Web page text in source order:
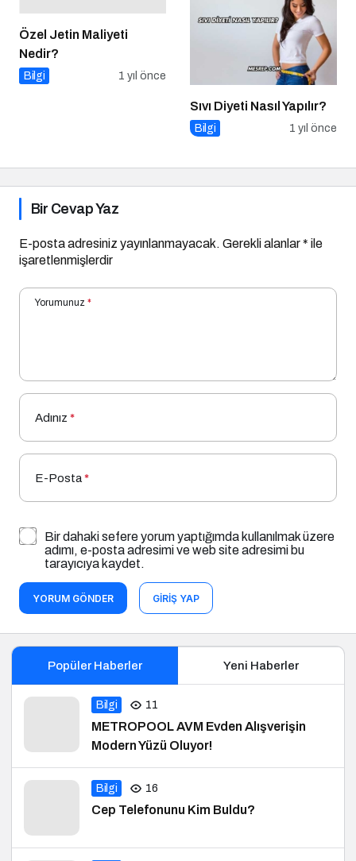
Özel Jetin Maliyeti
Nedir?
Bilgi 1 yıl önce
Sıvı Diyeti Nasıl Yapılır?
Bilgi 1 yıl önce
Bir Cevap Yaz
E-posta adresiniz yayınlanmayacak. Gerekli alanlar* ile
işaretlenmişlerdir
Yorumunuz *
Adınız *
E-Posta*
Bir dahaki sefere yorum yaptığımda kullanılmak üzere
adımı, e-posta adresimi ve web site adresimi bu
tarayıcıya kaydet.
YORUM GÖNDER GIRIŞ YAP
Popüler Haberler Yeni Haberler
Bilgi 11
METROPOOL AVM Evden Alışverişin
Modern Yüzü Oluyor!
Bilgi 16
Cep Telefonunu Kim Buldu?